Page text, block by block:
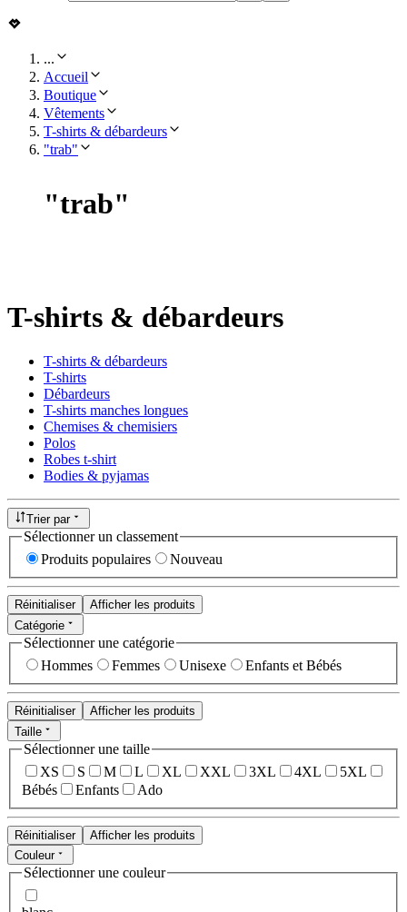
...
Accueil
Boutique
Vêtements
T-shirts & débardeurs
"trab"
"trab"
T-shirts & débardeurs
T-shirts & débardeurs
T-shirts
Débardeurs
T-shirts manches longues
Chemises & chemisiers
Polos
Robes t-shirt
Bodies & pyjamas
Trier par
Sélectionner un classement
Produits populaires
Nouveau
Réinitialiser
Afficher les produits
Catégorie
Sélectionner une catégorie
Hommes
Femmes Unisexe Enfants et Bébés
Réinitialiser
Afficher les produits
Taille
Sélectionner une taille
XS
S M L XL XXL 3XL 4XL
5XL
Bébés
Enfants Ado
Réinitialiser
Afficher les produits
Couleur
Sélectionner une couleur